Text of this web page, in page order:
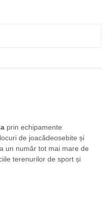
prin echipamente
de joacădeosebite și
un număr tot mai mare de
terenurilor de sport și